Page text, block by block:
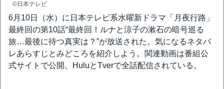
©日本テレビ
6月10日（水）に日本テレビ系水曜新ドラマ「月夜行路」
最終回の第10話“最終回！ルナと涼子の漱石の暗号巡る
旅…最後に待つ真実は？”が放送された。気になるネタバ
レあらすじとみどころを紹介しよう。関連動画は番組公
式サイトで公開、HuluとTverで全話配信されている。